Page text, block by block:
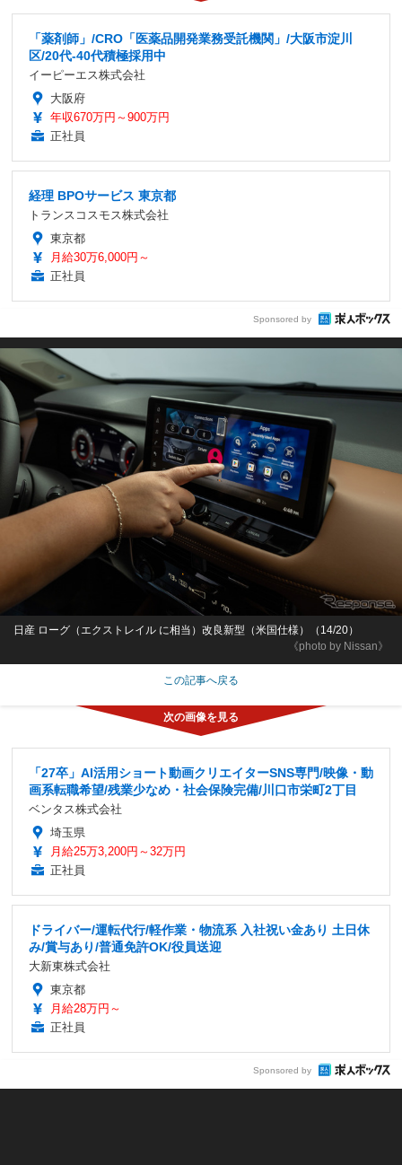
「薬剤師」/CRO「医薬品開発業務受託機関」/大阪市淀川
区/20代-40代積極採用中
イーピーエス株式会社
大阪府
年収670万円～900万円
正社員
経理 BPOサービス 東京都
トランスコスモス株式会社
東京都
月給30万6,000円～
正社員
Sponsored by
《photo by Nissan》
日産 ローグ（エクストレイル に相当）改良新型（米国仕様）（14/20）
この記事へ戻る
「27卒」AI活用ショート動画クリエイターSNS専門/映像・動
画系転職希望/残業少なめ・社会保険完備/川口市栄町2丁目
ベンタス株式会社
埼玉県
月給25万3,200円～32万円
正社員
ドライバー/運転代行/軽作業・物流系 入社祝い金あり 土日休
み/賞与あり/普通免許OK/役員送迎
大新東株式会社
東京都
月給28万円～
正社員
Sponsored by